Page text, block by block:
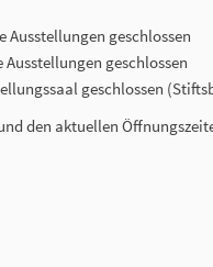
Ausstellungen geschlossen
Ausstellungen geschlossen
geschlossen
den aktuellen